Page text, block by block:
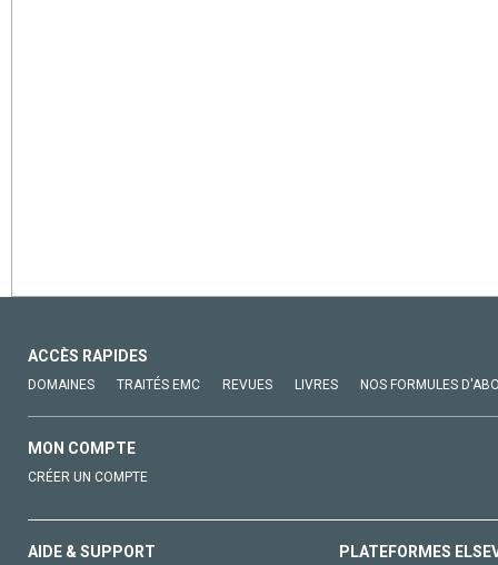
ACCÈS RAPIDES
DOMAINES TRAITÉS EMC REVUES LIVRES NOS FORMULES
MON COMPTE
CRÉER UN COMPTE
AIDE & SUPPORT PLATEFORMES